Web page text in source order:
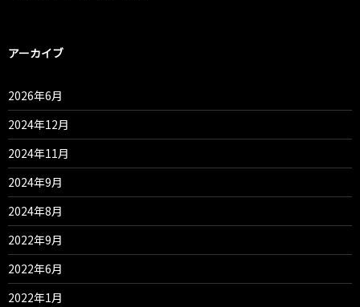
アーカイブ
2026年6月
2024年12月
2024年11月
2024年9月
2024年8月
2022年9月
2022年6月
2022年1月